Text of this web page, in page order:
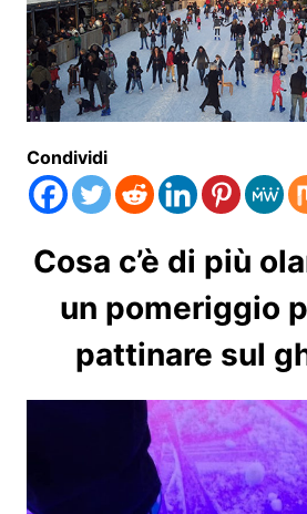
Condividi
Cosa c’è di più
un pomeriggio
pattinare sul